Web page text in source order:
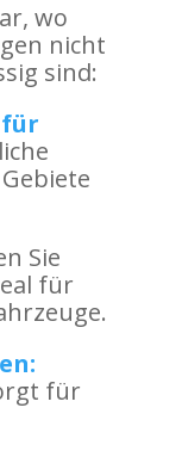
wo
nicht
sind:
Sie
für
für